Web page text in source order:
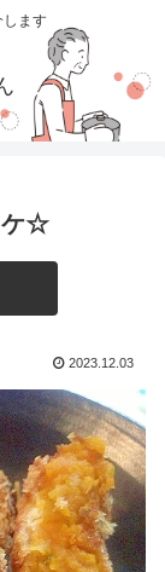
します
ケ☆
2023.12.03